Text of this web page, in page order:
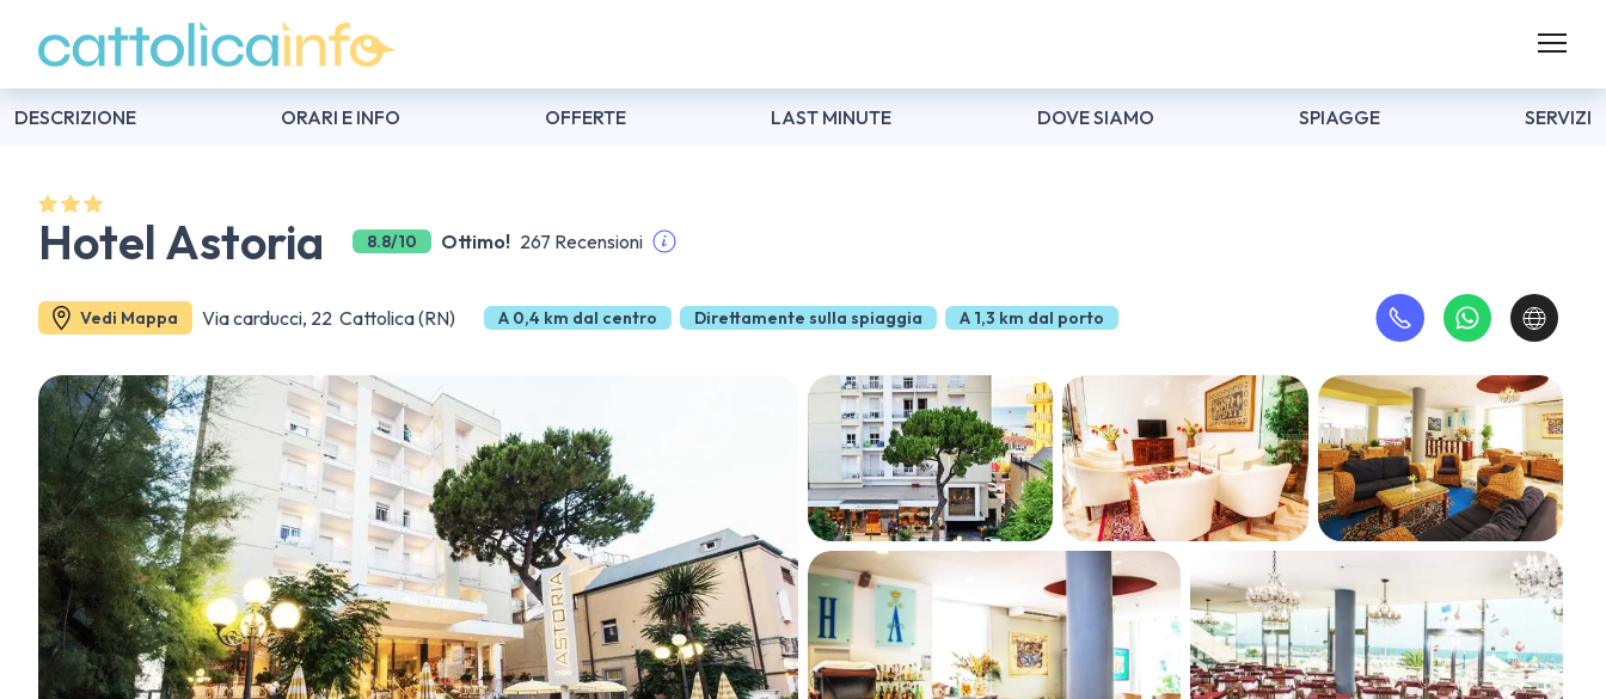
Hotel Astoria 8.8/10 Ottimo! 267 Recensioni
Vedi Mappa Via carducci, 22 Cattolica (RN) A 0,4 km dal centro Direttamente sulla spiaggia A 1,3 km dal porto
DESCRIZIONE ORARI E INFO OFFERTE LAST MINUTE DOVE SIAMO SPIAGGE SERVIZI